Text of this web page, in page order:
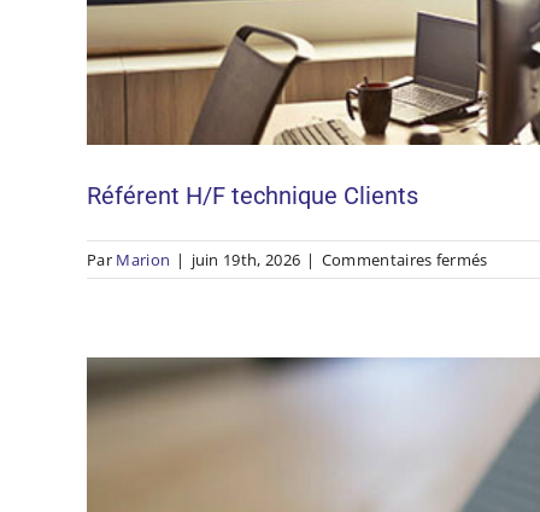
Référent H/F technique Clients
Par Marion | juin 19th, 2026 | Commentaires ferméssur
Clients
Commercial en